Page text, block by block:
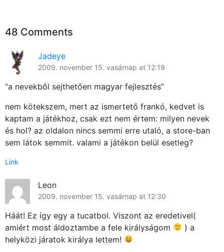
48 Comments
Jadeye
2009. november 15. vasárnap at 12:19
“a nevekből sejthetően magyar fejlesztés”
nem kötekszem, mert az ismertető frankó, kedvet is
kaptam a játékhoz, csak ezt nem értem: milyen nevek
és hol? az oldalon nincs semmi erre utaló, a store-ban
sem látok semmit. valami a játékon belül esetleg?
Link
Leon
2009. november 15. vasárnap at 12:30
Háát! Ez így egy a tucatbol. Viszont az eredetivel(
amiért most áldoztambe a fele királyságom
) a
helyközi járatok királya lettem!